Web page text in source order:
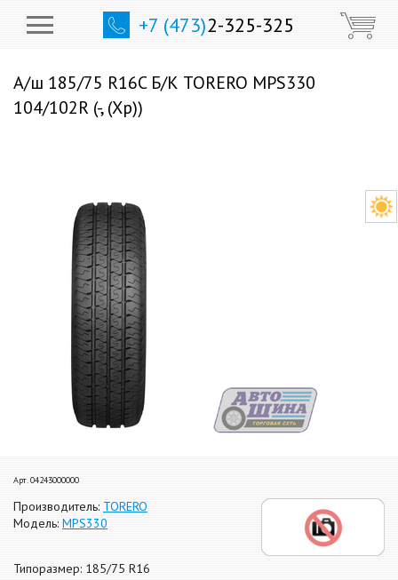
+7 (473)2-325-325
А/ш 185/75 R16C Б/К TORERO MPS330
104/102R (-, (Хр))
Арт. 04243000000
Производитель: TORERO
Модель: MPS330
Типоразмер: 185/75 R16